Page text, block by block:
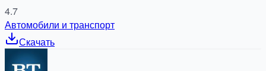
4.7
Автомобили и транспорт
Скачать